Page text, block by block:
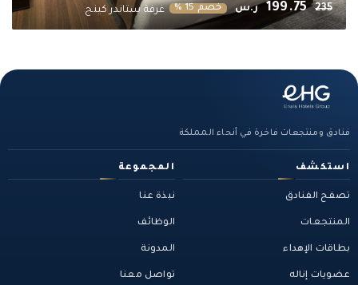
غرفة ستاندر كينج 235
199.75 ر.س خصم 15 %
فنادق ومنتجعات فاخرة في أنحاء المملكة
استكشف
تصفح الفنادق
المنتجعات
بطاقات الإهداء
عضويات إناله
المجموعة
نبذة عنا
الوظائف
المدونة
تواصل معنا